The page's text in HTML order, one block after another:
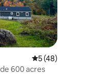
Note moyenne de
5 (48)
600 acres